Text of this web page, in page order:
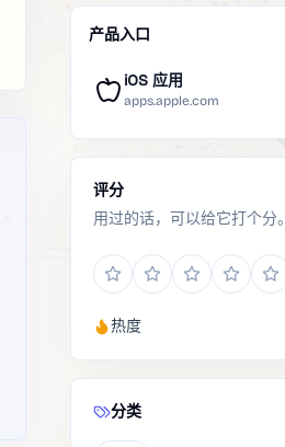
产品入口
iOS 应用
apps.apple.com
评分
用过的话，可以给它打个分。
热度
分类